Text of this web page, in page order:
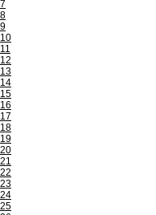
7
8
9
10
11
12
13
14
15
16
17
18
19
20
21
22
23
24
25